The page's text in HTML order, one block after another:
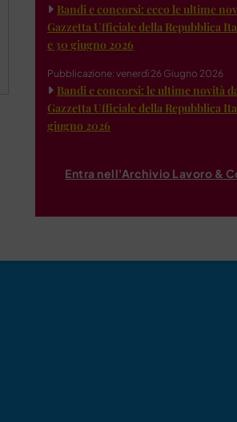
Bandi e concorsi: ecco le ultime
Gazzetta Ufficiale della Repubblica
e 30 giugno 2026
Pubblicazione: venerdì 26 Giugno 2026
Bandi e concorsi: le ultime novità
Gazzetta Ufficiale della Repubblica
giugno 2026
Entra nell'Archivio Lavoro &